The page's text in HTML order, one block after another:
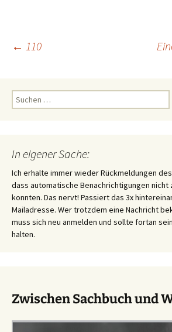
← 110
Suchen
nach:
In eigener Sache:
Ich erhalte immer wieder Rückmeldungen
dass automatische Benachrichtigungen
konnten. Das nervt! Passiert das 3x
Mailadresse. Wer trotzdem eine Nachricht
muss sich neu anmelden und sollte fortan
halten.
Zwischen Sachbuch und